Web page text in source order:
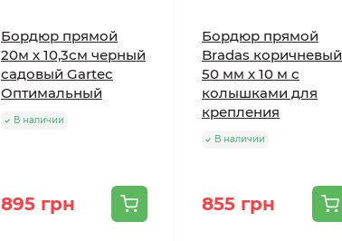
Бордюр прямой
20м х 10,3см черный
садовый Gartec
Оптимальный
В наличии
895 грн
Бордюр прямой
Bradas коричневый
50 мм х 10 м с
колышками для
крепления
В наличии
855 грн